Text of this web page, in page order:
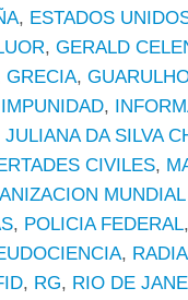
, ESTADOS
, GERALD
GRECIA,
IMPUNIDAD,
JULIANA DA SILVA
CIVILES,
, POLICIA FEDERAL
,
, RG, RIO DE